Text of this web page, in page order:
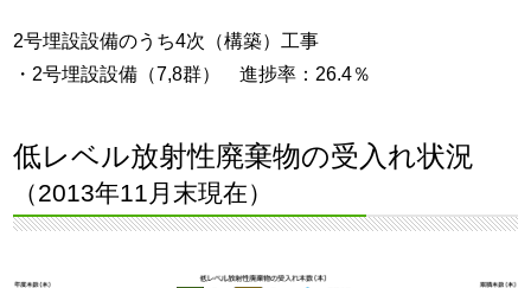
2号埋設設備のうち4次（構築）工事
・2号埋設設備（7,8群） 進捗率：26.4％
低レベル放射性廃棄物の受入れ状況
（2013年11月末現在）